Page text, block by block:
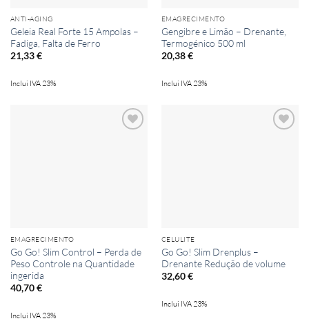
ANTI-AGING
Geleia Real Forte 15 Ampolas –
Fadiga, Falta de Ferro
21,33€
Inclui IVA 23%
EMAGRECIMENTO
Gengibre e Limão – Drenante,
Termogénico 500 ml
20,38€
Inclui IVA 23%
EMAGRECIMENTO
Go Go! Slim Control – Perda de
Peso Controle na Quantidade
ingerida
40,70€
Inclui IVA 23%
CELULITE
Go Go! Slim Drenplus –
Drenante Redução de volume
32,60€
Inclui IVA 23%